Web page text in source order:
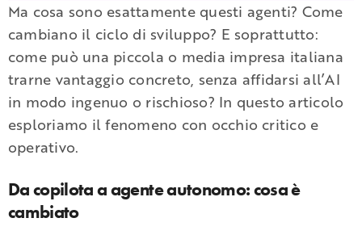
Ma cosa sono esattamente questi agenti? Come
cambiano il ciclo di sviluppo? E soprattutto:
come può una piccola o media impresa italiana
trarne vantaggio concreto, senza affidarsi all’AI
in modo ingenuo o rischioso? In questo articolo
esploriamo il fenomeno con occhio critico e
operativo.
Da copilota a agente autonomo: cosa è
cambiato